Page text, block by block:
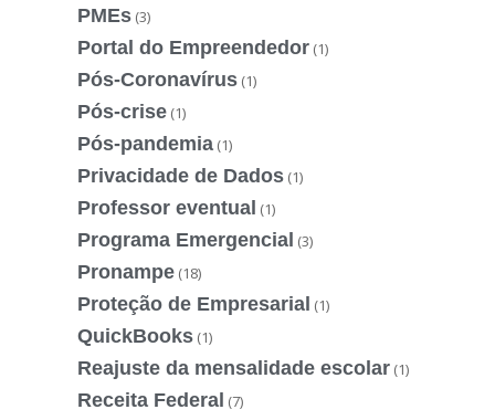
PMEs (3)
Portal do Empreendedor (1)
Pós-Coronavírus (1)
Pós-crise (1)
Pós-pandemia (1)
Privacidade de Dados (1)
Professor eventual (1)
Programa Emergencial (3)
Pronampe (18)
Proteção de Empresarial (1)
QuickBooks (1)
Reajuste da mensalidade escolar (1)
Receita Federal (7)